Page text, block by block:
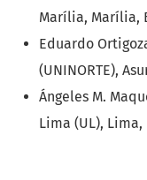
Marília, Marília,
Eduardo
(UNINORTE),
Ángeles M.
Lima (UL), Lima,